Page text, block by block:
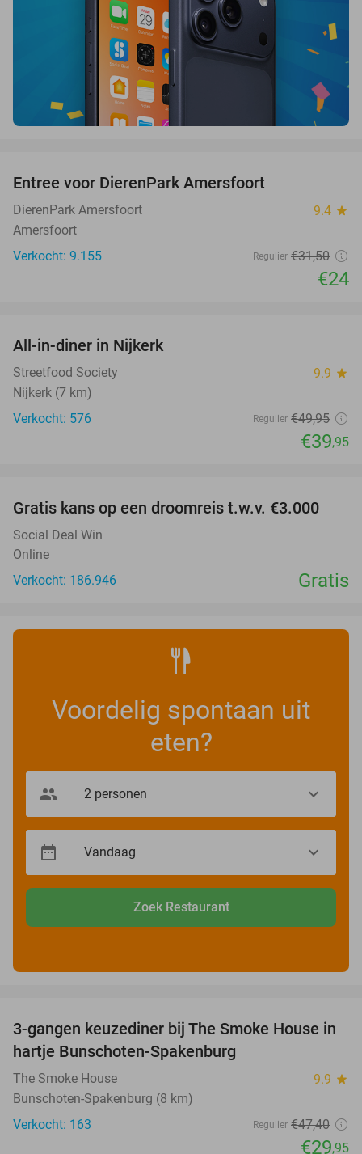
Entree voor DierenPark Amersfoort
DierenPark Amersfoort 9.4 star
Amersfoort
Verkocht: 9.155
Regulier €31,50
€24
All-in-diner in Nijkerk
Streetfood Society 9.9 star
Nijkerk (7 km)
Verkocht: 576
Regulier €49,95
€39,95
Gratis kans op een droomreis t.w.v. €3.000
Social Deal Win
Online
Verkocht: 186.946
Gratis
Voordelig spontaan uit
eten?
Zoek Restaurant
37%
3-gangen keuzediner bij The Smoke House in
hartje Bunschoten-Spakenburg
The Smoke House 9.9 star
Bunschoten-Spakenburg (8 km)
Verkocht: 163
Regulier €47,40
€29,95